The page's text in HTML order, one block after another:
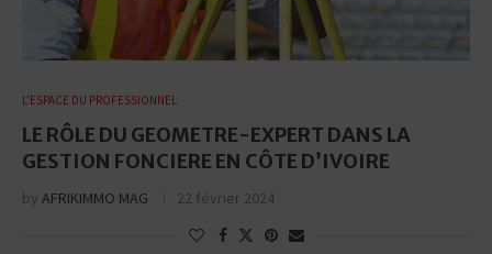
L'ESPACE DU PROFESSIONNEL
LE RÔLE DU GEOMETRE-EXPERT DANS LA
GESTION FONCIERE EN CÔTE D’IVOIRE
by AFRIKIMMO MAG 22 février 2024